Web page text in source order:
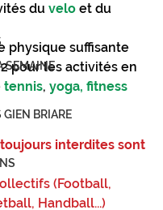
SEMAINE
GIEN BRIARE
du velo et du
physique suffisante
pour les activités en
tennis, yoga, fitness
interdites sont
(Football,
Handball...)